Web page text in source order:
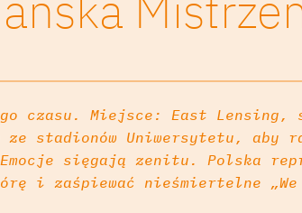
czasu. Miejsce: East Lensing,
stadionów Uniwersytetu, aby
Emocje sięgają zenitu. Polska
i zaśpiewać nieśmiertelne